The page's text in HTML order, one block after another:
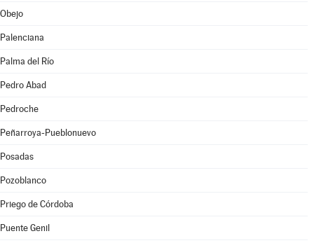
Obejo
Palenciana
Palma del Río
Pedro Abad
Pedroche
Peñarroya-Pueblonuevo
Posadas
Pozoblanco
Priego de Córdoba
Puente Genil